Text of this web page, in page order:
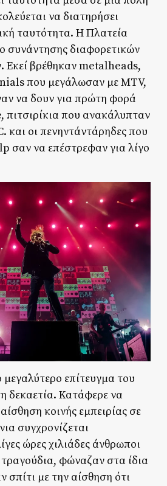
να διατηρήσει
ταυτότητα. Η Πλατεία
συνάντησης διαφορετικών
βρέθηκαν metalheads,
που μεγάλωσαν με MTV,
να δουν για πρώτη φορά
που ανακάλυπταν
και οι πενηντάντάρηδες που
σαν να επέστρεφαν για λίγο
μεγαλύτερο επίτευγμα του
δεκαετία. Κατάφερε να
κοινής εμπειρίας σε
συγχρονίζεται
ώρες χιλιάδες άνθρωποι
τραγούδια, φώναζαν στα ίδια
σπίτι με την αίσθηση ότι